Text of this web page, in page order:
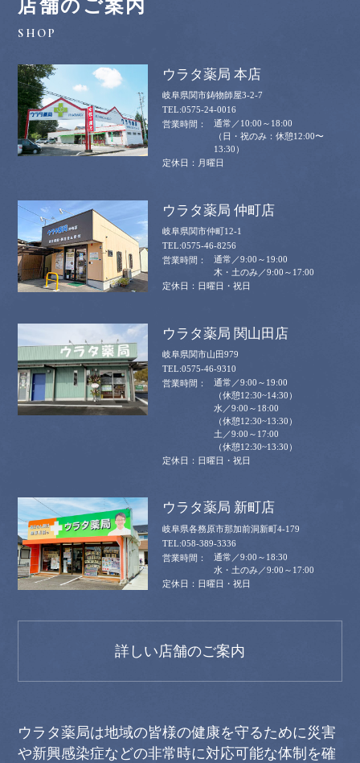
店舗のご案内
ウラタ薬局 本店
岐阜県関市鋳物師屋3-2-7
0575-24-0016
通常／10:00～18:00
（日・祝のみ：休憩12:00〜
13:30）
月曜日
ウラタ薬局 仲町店
岐阜県関市仲町12-1
0575-46-8256
通常／9:00～19:00
木・土のみ／9:00～17:00
日曜日・祝日
ウラタ薬局 関山田店
岐阜県関市山田979
0575-46-9310
通常／9:00～19:00
（休憩12:30~14:30）
水／9:00～18:00
（休憩12:30~13:30）
土／9:00～17:00
（休憩12:30~13:30）
日曜日・祝日
ウラタ薬局 新町店
岐阜県各務原市那加前洞新町4-179
058-389-3336
通常／9:00～18:30
水・土のみ／9:00～17:00
日曜日・祝日
詳しい店舗のご案内
ウラタ薬局は地域の皆様の健康を守るために災害
や新興感染症などの非常時に対応可能な体制を確